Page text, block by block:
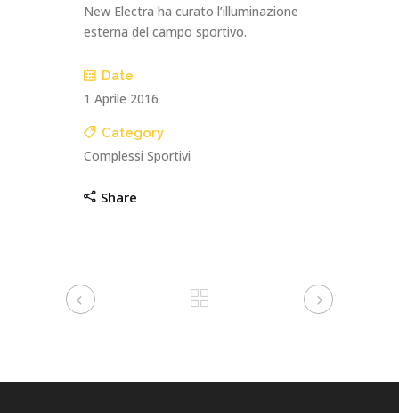
New Electra ha curato l’illuminazione
esterna del campo sportivo.
Date
1 Aprile 2016
Category
Complessi Sportivi
Share